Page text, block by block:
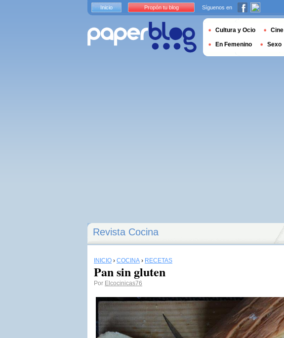
Revista Cocina
INICIO › COCINA › RECETAS
Pan sin gluten
Por Elcocinicas76
Inicio Propón tu blog Síguenos en
Cultura y Ocio Cine
En Femenino Sexo